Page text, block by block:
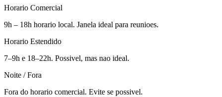
Horario Comercial
9h – 18h horario local. Janela ideal para reunioes.
Horario Estendido
7–9h e 18–22h. Possivel, mas nao ideal.
Noite / Fora
Fora do horario comercial. Evite se possivel.